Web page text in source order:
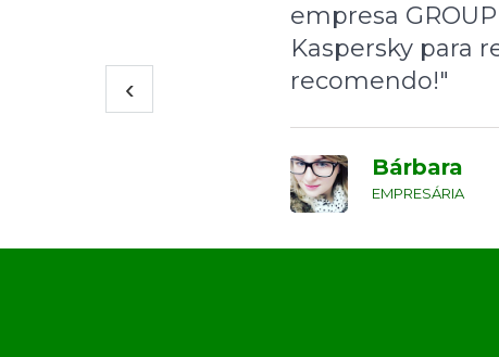
empresa
Kaspersky para
recomendo!"
Bárbara
EMPRESÁRIA
‹